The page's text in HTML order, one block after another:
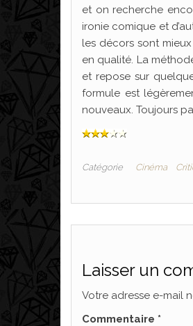
et on recherche
ironie comique et
les décors sont
en qualité. La
et repose sur
formule est
nouveaux. Toujours
Catégorie Cinéma
Laisser un
Votre adresse e-mail
Commentaire *